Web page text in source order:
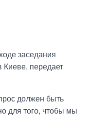
заседания
Киеве, передает
должен быть
для того, чтобы мы